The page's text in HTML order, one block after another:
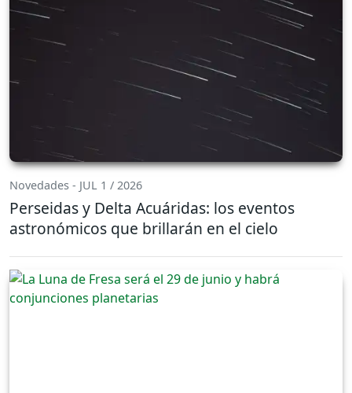
Novedades - JUL 1 / 2026
Perseidas y Delta Acuáridas: los eventos
astronómicos que brillarán en el cielo